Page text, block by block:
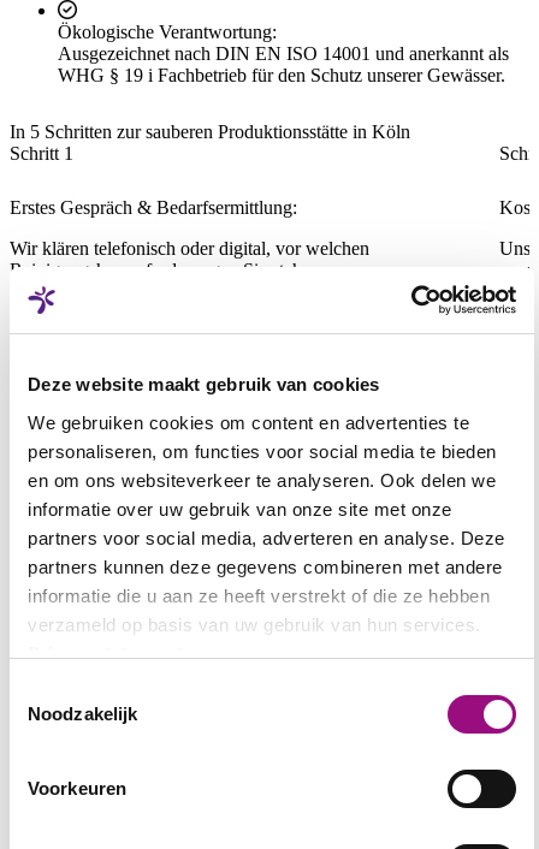
Deze website maakt gebruik van cookies
We gebruiken cookies om content en advertenties te
personaliseren, om functies voor social media te bieden
en om ons websiteverkeer te analyseren. Ook delen we
informatie over uw gebruik van onze site met onze
partners voor social media, adverteren en analyse. Deze
partners kunnen deze gegevens combineren met andere
informatie die u aan ze heeft verstrekt of die ze hebben
verzameld op basis van uw gebruik van hun services.
Privacystatement
Noodzakelijk
Voorkeuren
Ökologische Verantwortung:
Ausgezeichnet nach DIN EN ISO 14001 und anerkannt als
WHG § 19 i Fachbetrieb für den Schutz unserer Gewässer.
In 5 Schritten zur sauberen Produktionsstätte in Köln
Schritt 1
Erstes Gespräch & Bedarfsermittlung:
Wir klären telefonisch oder digital, vor welchen
Reinigungsherausforderungen Sie stehen.
an,